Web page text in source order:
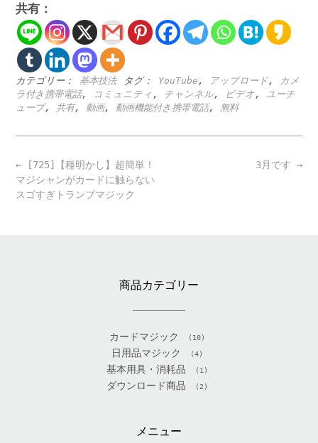
共有：
カテゴリー： 基本技法 タグ： YouTube , アップロード,
カメ
ラ付き携帯電話, コミュニティ , チャンネル, ビデオ,
ユーチ
ューブ, 共有, 動画, 動画機能付き携帯電話, 無料
Post
navigation
3月です →
← [725]【種明かし】超簡単！
マジシャンがカードに触らない
スゴすぎトランプマジック
商品カテゴリー
カードマジック (10)
日用品マジック (4)
基本用具・消耗品 (1)
ダウンロード商品 (2)
メニュー